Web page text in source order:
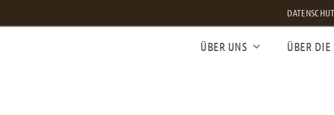
ÜBER UNS ÜBER DIE